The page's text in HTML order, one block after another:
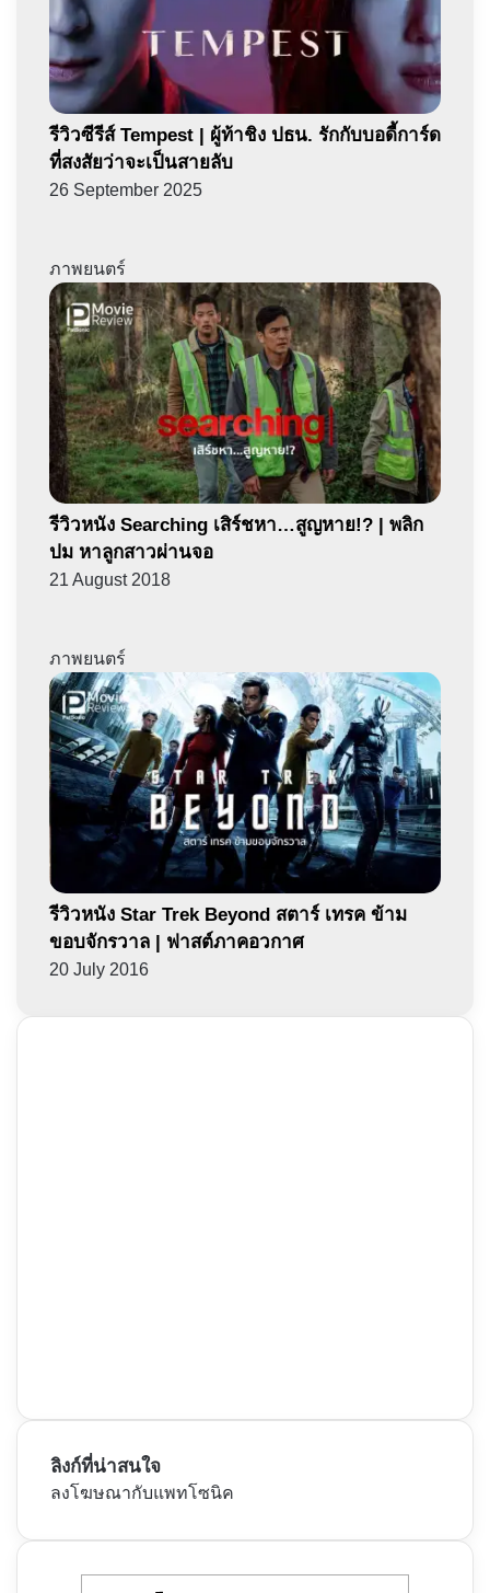
รีวิวซีรีส์ Tempest | ผู้ท้าชิง ปธน. รักกับบอดี้การ์ด
ที่สงสัยว่าจะเป็นสายลับ
26 September 2025
ภาพยนตร์
รีวิวหนัง Searching เสิร์ชหา…สูญหาย!? | พลิก
ปม หาลูกสาวผ่านจอ
21 August 2018
ภาพยนตร์
รีวิวหนัง Star Trek Beyond สตาร์ เทรค ข้าม
ขอบจักรวาล | ฟาสต์ภาคอวกาศ
20 July 2016
ลิงก์ที่น่าสนใจ
ลงโฆษณากับแพทโซนิค